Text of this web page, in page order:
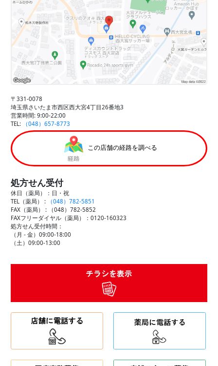
〒331-0078
埼玉県さいたま市西区西大宮4丁目26番地3
営業時間: 9:00-22:00
TEL:
（048）657-8773
この店舗の経路を調べる
処方せん受付
休日（薬局）：日・祝
TEL（薬局） :
（048）782-5851
FAX（薬局） :
（048）782-5852
FAXフリーダイヤル（薬局）：0120-160323
処方せん受付時間：
（月 - 金）09:00-18:00
（土）09:00-13:00